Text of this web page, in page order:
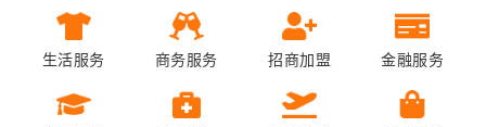
生活服务 商务服务 招商加盟 金融服务